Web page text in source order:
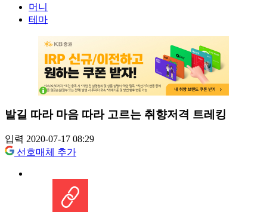
머니
테마
발길 따라 마음 따라 고르는 취향저격 트레킹
입력 2020-07-17 08:29
선호매체 추가